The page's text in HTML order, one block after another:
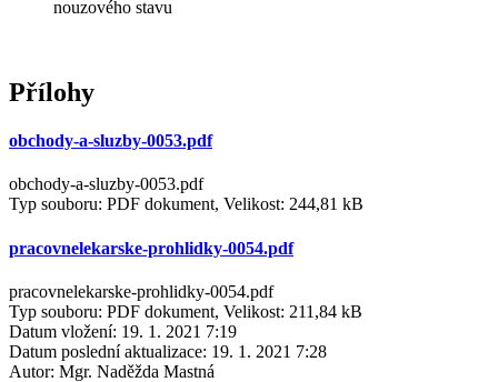
nouzového stavu
Přílohy
obchody-a-sluzby-0053.pdf
obchody-a-sluzby-0053.pdf
Typ souboru: PDF dokument, Velikost: 244,81 kB
pracovnelekarske-prohlidky-0054.pdf
pracovnelekarske-prohlidky-0054.pdf
Typ souboru: PDF dokument, Velikost: 211,84 kB
Datum vložení: 19. 1. 2021 7:19
Datum poslední aktualizace: 19. 1. 2021 7:28
Autor: Mgr. Naděžda Mastná